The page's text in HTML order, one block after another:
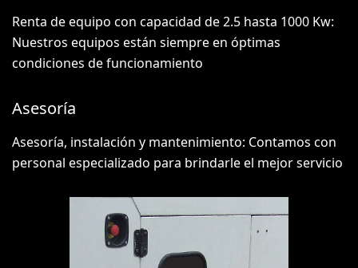
Renta de equipo con capacidad de 2.5 hasta 1000 Kw:
Nuestros equipos están siempre en óptimas
condiciones de funcionamiento
Asesoría
Asesoría, instalación y mantenimiento: Contamos con
personal especializado para brindarle el mejor servicio